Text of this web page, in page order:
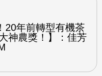
20年前轉型有機茶
神農獎！】：佳芳